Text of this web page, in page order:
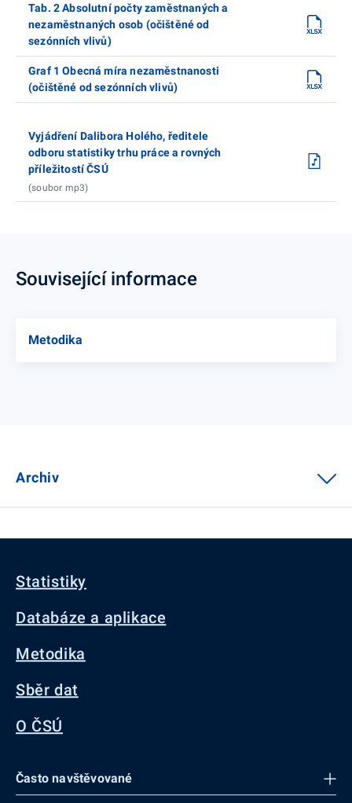
Tab. 2 Absolutní počty zaměstnaných a
nezaměstnaných osob (očištěné od
sezónních vlivů)
Graf 1 Obecná míra nezaměstnanosti
(očištěné od sezónních vlivů)
Vyjádření Dalibora Holého, ředitele
odboru statistiky trhu práce a rovných
příležitostí ČSÚ
(soubor mp3)
Související informace
Metodika
Archiv
Statistiky
Databáze a aplikace
Metodika
Sběr dat
O ČSÚ
Často navštěvované